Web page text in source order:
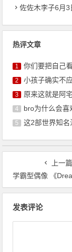
佐佐木李子6月3日发行的
热评文章
1 你们要把自己
2 小孩子确实不
3 原来这就是阿
4 bro为什么会喜
5 这2部世界知
上一篇
学霸型偶像 《DreamingDays》第二
发表评论